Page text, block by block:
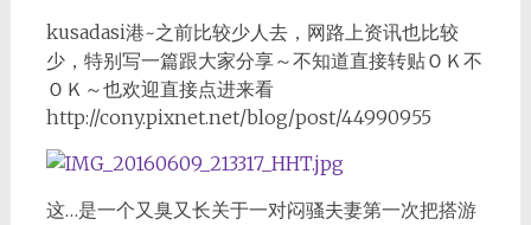
kusadasi港~之前比较少人去，网路上资讯也比较
少，特别写一篇跟大家分享～不知道直接转贴ＯＫ不
ＯＫ～也欢迎直接点进来看
http://cony.pixnet.net/blog/post/44990955
这…是一个又臭又长关于一对闷骚夫妻第一次把搭游